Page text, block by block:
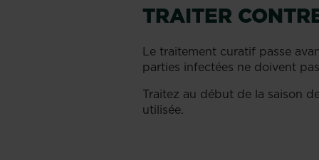
TRAITER
Le traitement curatif passe
parties infectées ne doivent
Traitez au début de la saison
utilisée.